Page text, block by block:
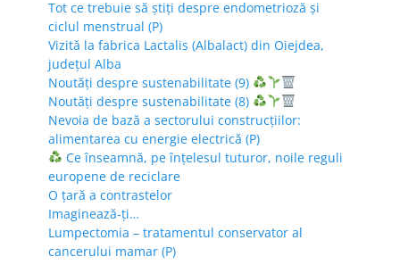
Tot ce trebuie să știți despre endometrioză și
ciclul menstrual (P)
Vizită la fabrica Lactalis (Albalact) din Oiejdea,
județul Alba
Noutăți despre sustenabilitate (9)
Noutăți despre sustenabilitate (8)
Nevoia de bază a sectorului construcțiilor:
alimentarea cu energie electrică (P)
Ce înseamnă, pe înțelesul tuturor, noile reguli
europene de reciclare
O țară a contrastelor
Imaginează-ți…
Lumpectomia – tratamentul conservator al
cancerului mamar (P)